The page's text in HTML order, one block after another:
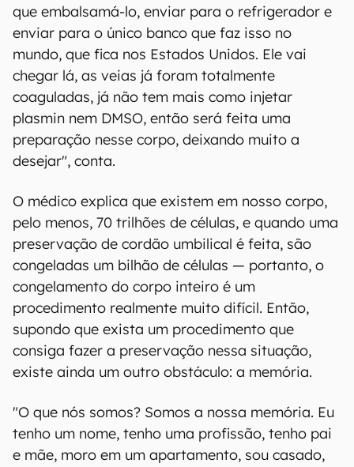
que embalsamá-lo, enviar para o refrigerador e
enviar para o único banco que faz isso no
mundo, que fica nos Estados Unidos. Ele vai
chegar lá, as veias já foram totalmente
coaguladas, já não tem mais como injetar
plasmin nem DMSO, então será feita uma
preparação nesse corpo, deixando muito a
desejar", conta.
O médico explica que existem em nosso corpo,
pelo menos, 70 trilhões de células, e quando uma
preservação de cordão umbilical é feita, são
congeladas um bilhão de células — portanto, o
congelamento do corpo inteiro é um
procedimento realmente muito difícil. Então,
supondo que exista um procedimento que
consiga fazer a preservação nessa situação,
existe ainda um outro obstáculo: a memória.
"O que nós somos? Somos a nossa memória. Eu
tenho um nome, tenho uma profissão, tenho pai
e mãe, moro em um apartamento, sou casado,